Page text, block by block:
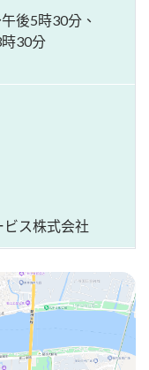
後5時30分、
30分
ス株式会社